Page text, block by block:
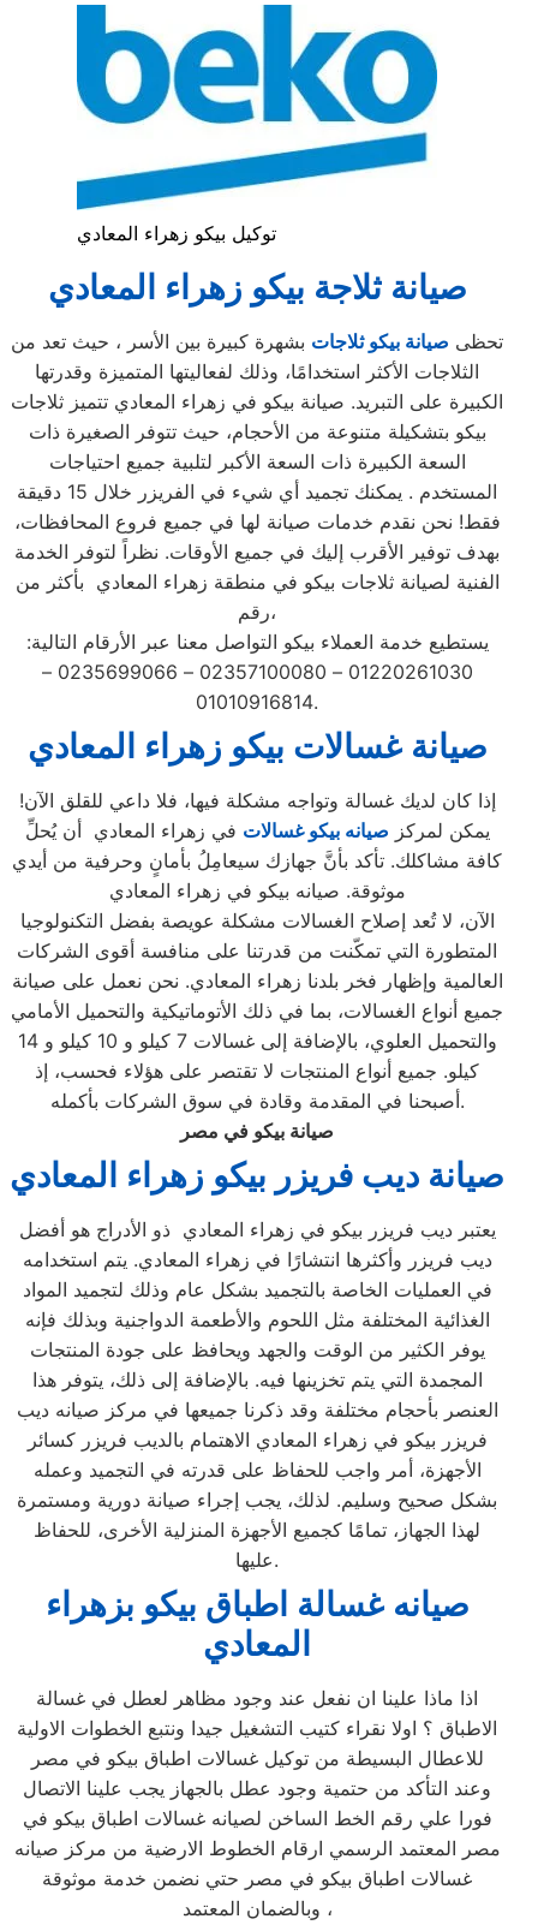
توكيل بيكو زهراء المعادي
صيانة ثلاجة بيكو زهراء المعادي
تحظى صيانة بيكو ثلاجات بشهرة كبيرة بين الأسر ، حيث تعد من
الثلاجات الأكثر استخدامًا، وذلك لفعاليتها المتميزة وقدرتها
الكبيرة على التبريد. صيانة بيكو في زهراء المعادي تتميز ثلاجات
بيكو بتشكيلة متنوعة من الأحجام، حيث تتوفر الصغيرة ذات
السعة الكبيرة ذات السعة الأكبر لتلبية جميع احتياجات
المستخدم . يمكنك تجميد أي شيء في الفريزر خلال 15 دقيقة
فقط! نحن نقدم خدمات صيانة لها في جميع فروع المحافظات،
بهدف توفير الأقرب إليك في جميع الأوقات. نظراً لتوفر الخدمة
الفنية لصيانة ثلاجات بيكو في منطقة زهراء المعادي بأكثر من
رقم،
يستطيع خدمة العملاء بيكو التواصل معنا عبر الأرقام التالية:
01220261030 – 02357100080 – 0235699066 –
01010916814.
صيانة غسالات بيكو زهراء المعادي
إذا كان لديك غسالة وتواجه مشكلة فيها، فلا داعي للقلق الآن!
يمكن لمركز صيانه بيكو غسالات في زهراء المعادي أن يُحلِّ
كافة مشاكلك. تأكد بأنَّ جهازك سيعامِلُ بأمانٍ وحرفية من أيدي
موثوقة. صيانه بيكو في زهراء المعادي
الآن، لا تُعد إصلاح الغسالات مشكلة عويصة بفضل التكنولوجيا
المتطورة التي تمكّنت من قدرتنا على منافسة أقوى الشركات
العالمية وإظهار فخر بلدنا زهراء المعادي. نحن نعمل على صيانة
جميع أنواع الغسالات، بما في ذلك الأتوماتيكية والتحميل الأمامي
والتحميل العلوي، بالإضافة إلى غسالات 7 كيلو و 10 كيلو و 14
كيلو. جميع أنواع المنتجات لا تقتصر على هؤلاء فحسب، إذ
أصبحنا في المقدمة وقادة في سوق الشركات بأكمله.
صيانة بيكو في مصر
صيانة ديب فريزر بيكو زهراء المعادي
يعتبر ديب فريزر بيكو في زهراء المعادي ذو الأدراج هو أفضل
ديب فريزر وأكثرها انتشارًا في زهراء المعادي. يتم استخدامه
في العمليات الخاصة بالتجميد بشكل عام وذلك لتجميد المواد
الغذائية المختلفة مثل اللحوم والأطعمة الدواجنية وبذلك فإنه
يوفر الكثير من الوقت والجهد ويحافظ على جودة المنتجات
المجمدة التي يتم تخزينها فيه. بالإضافة إلى ذلك، يتوفر هذا
العنصر بأحجام مختلفة وقد ذكرنا جميعها في مركز صيانه ديب
فريزر بيكو في زهراء المعادي الاهتمام بالديب فريزر كسائر
الأجهزة، أمر واجب للحفاظ على قدرته في التجميد وعمله
بشكل صحيح وسليم. لذلك، يجب إجراء صيانة دورية ومستمرة
لهذا الجهاز، تمامًا كجميع الأجهزة المنزلية الأخرى، للحفاظ
عليها.
صيانه غسالة اطباق بيكو بزهراء
المعادي
اذا ماذا علينا ان نفعل عند وجود مظاهر لعطل في غسالة
الاطباق ؟ اولا نقراء كتيب التشغيل جيدا ونتبع الخطوات الاولية
للاعطال البسيطة من توكيل غسالات اطباق بيكو في مصر
وعند التأكد من حتمية وجود عطل بالجهاز يجب علينا الاتصال
فورا علي رقم الخط الساخن لصيانه غسالات اطباق بيكو في
مصر المعتمد الرسمي ارقام الخطوط الارضية من مركز صيانه
غسالات اطباق بيكو في مصر حتي نضمن خدمة موثوقة
وبالضمان المعتمد ،